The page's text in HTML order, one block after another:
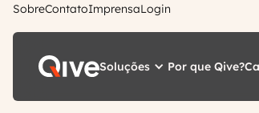
SobreContatoImprensaLogin
Soluções Por que Qive?